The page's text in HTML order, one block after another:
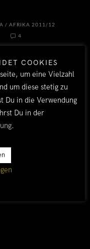
/AFRIKA 2011/12
4
COOKIES
um eine Vielzahl
um diese stetig zu
Du in die Verwendung
Du in der
.